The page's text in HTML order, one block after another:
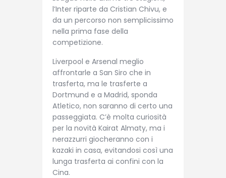
l’Inter riparte da Cristian Chivu, e
da un percorso non semplicissimo
nella prima fase della
competizione.
Liverpool e Arsenal meglio
affrontarle a San Siro che in
trasferta, ma le trasferte a
Dortmund e a Madrid, sponda
Atletico, non saranno di certo una
passeggiata. C’è molta curiosità
per la novità Kairat Almaty, ma i
nerazzurri giocheranno con i
kazaki in casa, evitandosi così una
lunga trasferta ai confini con la
Cina.